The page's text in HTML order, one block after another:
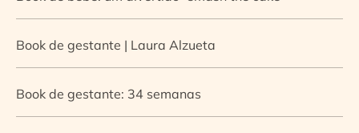
Book de gestante | Laura Alzueta
Book de gestante: 34 semanas